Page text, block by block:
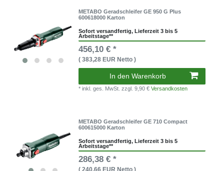
METABO Geradschleifer GE 950 G Plus
600618000 Karton
Sofort versandfertig, Lieferzeit 3 bis 5
Arbeitstage**
456,10 € *
( 383,28 EUR Netto )
In den Warenkorb
* inkl. ges. MwSt.zzgl. 9,90 €Versandkosten
METABO Geradschleifer GE 710 Compact
600615000 Karton
Sofort versandfertig, Lieferzeit 3 bis 5
Arbeitstage**
286,38 € *
( 240,66 EUR Netto )